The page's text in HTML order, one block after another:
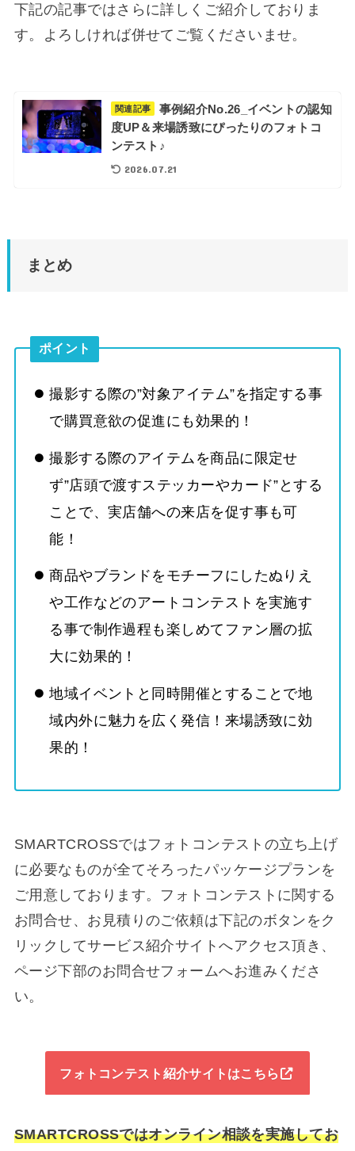
下記の記事ではさらに詳しくご紹介しておりま
す。よろしければ併せてご覧くださいませ。
関連記事
事例紹介No.26_イベントの認知
度UP＆来場誘致にぴったりのフォトコ
ンテスト♪
2026.07.21
まとめ
ポイント
撮影する際の”対象アイテム”を指定する事
で購買意欲の促進にも効果的！
撮影する際のアイテムを商品に限定せ
ず”店頭で渡すステッカーやカード”とする
ことで、実店舗への来店を促す事も可
能！
商品やブランドをモチーフにしたぬりえ
や工作などのアートコンテストを実施す
る事で制作過程も楽しめてファン層の拡
大に効果的！
地域イベントと同時開催とすることで地
域内外に魅力を広く発信！来場誘致に効
果的！
SMARTCROSSではフォトコンテストの立ち上げ
に必要なものが全てそろったパッケージプランを
ご用意しております。フォトコンテストに関する
お問合せ、お見積りのご依頼は下記のボタンをク
リックしてサービス紹介サイトへアクセス頂き、
ページ下部のお問合せフォームへお進みくださ
い。
フォトコンテスト紹介サイトはこちら
SMARTCROSSではオンライン相談を実施してお